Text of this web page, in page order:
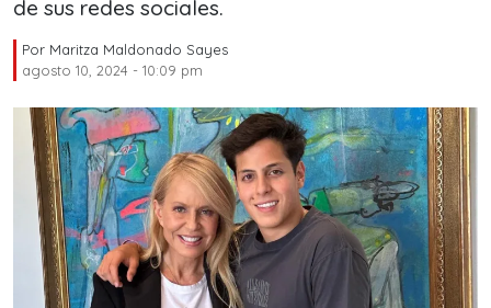
de sus redes sociales.
Por Maritza Maldonado Sayes
agosto 10, 2024 - 10:09 pm